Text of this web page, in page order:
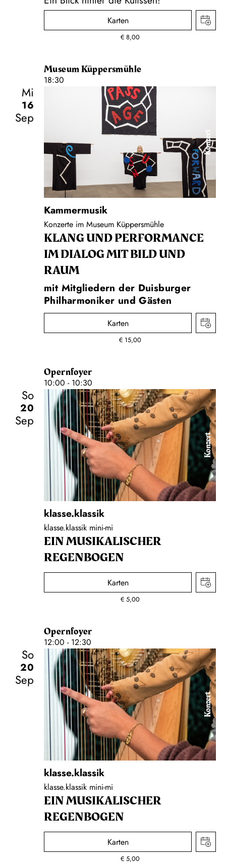
Karten
€ 8,00
Museum Küppersmühle
18:30
Mi
16
Sep
Konzert
Kammermusik
Konzerte im Museum Küppersmühle
KLANG UND PERFORMANCE
IM DIALOG MIT BILD UND
RAUM
mit Mitgliedern der Duisburger
Philharmoniker und Gästen
Karten
€ 15,00
Opernfoyer
10:00 - 10:30
So
20
Sep
Konzert
klasse.klassik
klasse.klassik mini-mi
EIN MUSIKALISCHER
REGENBOGEN
Karten
€ 5,00
Opernfoyer
12:00 - 12:30
So
20
Sep
Konzert
klasse.klassik
klasse.klassik mini-mi
EIN MUSIKALISCHER
REGENBOGEN
Karten
€ 5,00